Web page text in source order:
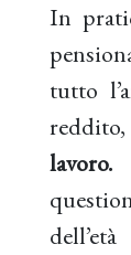
In
tutto
reddito,
lavoro.